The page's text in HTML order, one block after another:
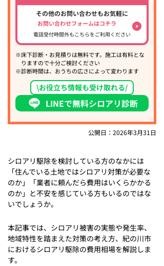
その他のお問い合わせもお気軽に
お問い合わせフォームはコチラ
電話受付時間外もこちらをご利用ください
※床下診断・お見積りは無料です。施工は有料とな
りますので十分ご検討ください
※診断時間は、おうちの広さによって変わります
\お役立ち情報も受け取れる/
LINEで無料シロアリ診断
公開日：2026年3月31日
シロアリ駆除を検討している方のなかには
「住んでいる土地ではシロアリ対策が必要な
のか」「業者に頼んだら費用はいくらかかる
のか」と不安を感じている方もいるのではな
いでしょうか。
本記事では、シロアリ被害の実態や発生率、
地域特性を踏まえた対策の考え方、紀の川市
におけるシロアリ駆除の費用相場を解説しま
す。